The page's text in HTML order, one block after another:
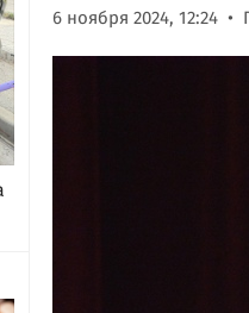
6 ноября 2024, 12:24